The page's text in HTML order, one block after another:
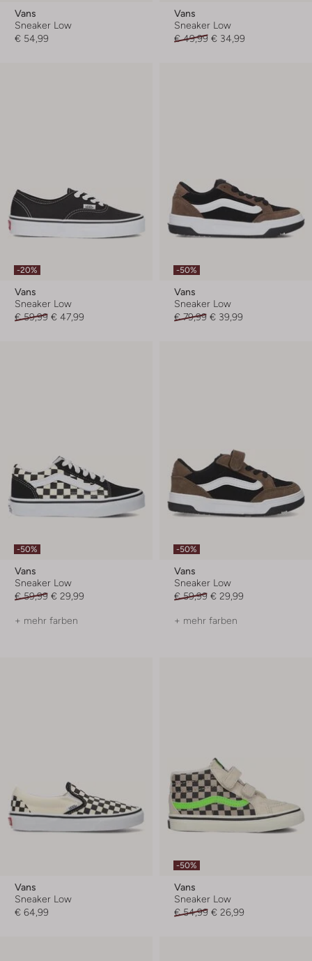
Vans
Sneaker Low
€ 54,99
Vans
Sneaker Low
€ 49,99 € 34,99
-20%
Vans
Sneaker Low
€ 59,99 € 47,99
-50%
Vans
Sneaker Low
€ 79,99 € 39,99
-50%
Vans
Sneaker Low
€ 59,99 € 29,99
+ mehr farben
-50%
Vans
Sneaker Low
€ 59,99 € 29,99
+ mehr farben
Vans
Sneaker Low
€ 64,99
-50%
Vans
Sneaker Low
€ 54,99 € 26,99